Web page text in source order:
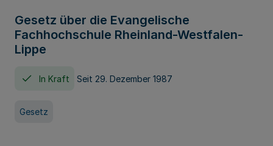
Gesetz über die Evangelische
Fachhochschule Rheinland-Westfalen-
Lippe
In Kraft Seit 29. Dezember 1987
Gesetz